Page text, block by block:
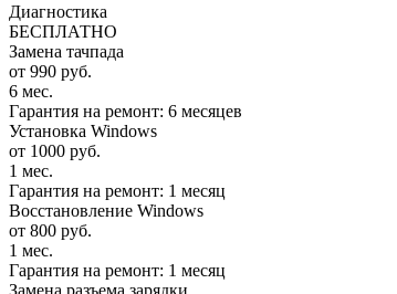
Диагностика
БЕСПЛАТНО
Замена тачпада
от 990 руб.
6 мес.
Гарантия на ремонт: 6 месяцев
Установка Windows
от 1000 руб.
1 мес.
Гарантия на ремонт: 1 месяц
Восстановление Windows
от 800 руб.
1 мес.
Гарантия на ремонт: 1 месяц
Замена разъема зарядки